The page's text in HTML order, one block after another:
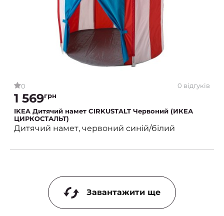
0 0 відгуків
1 569грн
IKEA Дитячий намет CIRKUSTALT Червоний (ИКЕА
ЦИРКОСТАЛЬТ)
Дитячий намет, червоний синій/білий
Завантажити ще